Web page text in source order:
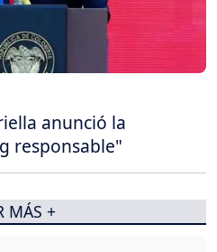
anunció la
responsable"
MÁS +